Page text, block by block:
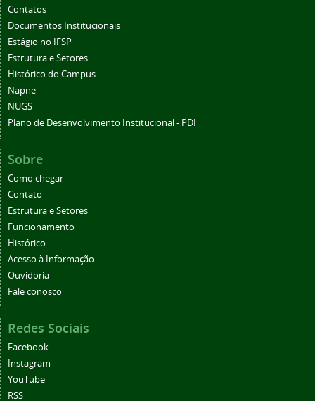
Contatos
Documentos Institucionais
Estágio no IFSP
Estrutura e Setores
Histórico do Campus
Napne
NUGS
Plano de Desenvolvimento Institucional - PDI
Sobre
Como chegar
Contato
Estrutura e Setores
Funcionamento
Histórico
Acesso à Informação
Ouvidoria
Fale conosco
Redes Sociais
Facebook
Instagram
YouTube
RSS